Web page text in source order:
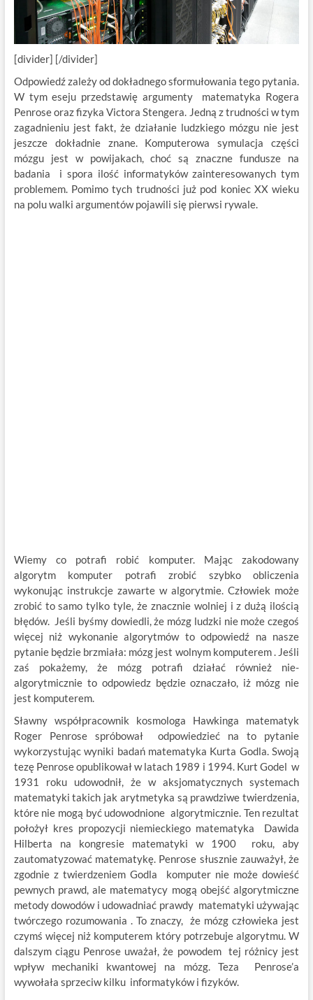
[divider] [/divider]
Odpowiedź zależy od dokładnego sformułowania tego pytania.
W tym eseju przedstawię argumenty matematyka Rogera
Penrose oraz fizyka Victora Stengera. Jedną z trudności w tym
zagadnieniu jest fakt, że działanie ludzkiego mózgu nie jest
jeszcze dokładnie znane. Komputerowa symulacja części
mózgu jest w powijakach, choć są znaczne fundusze na
badania i spora ilość informatyków zainteresowanych tym
problemem. Pomimo tych trudności już pod koniec XX wieku
na polu walki argumentów pojawili się pierwsi rywale.
Wiemy co potrafi robić komputer. Mając zakodowany
algorytm komputer potrafi zrobić szybko obliczenia
wykonując instrukcje zawarte w algorytmie. Człowiek może
zrobić to samo tylko tyle, że znacznie wolniej i z dużą ilością
błędów. Jeśli byśmy dowiedli, że mózg ludzki nie może czegoś
więcej niż wykonanie algorytmów to odpowiedź na nasze
pytanie będzie brzmiała: mózg jest wolnym komputerem . Jeśli
zaś pokażemy, że mózg potrafi działać również nie-
algorytmicznie to odpowiedz będzie oznaczało, iż mózg nie
jest komputerem.
Sławny współpracownik kosmologa Hawkinga matematyk
Roger Penrose spróbował odpowiedzieć na to pytanie
wykorzystując wyniki badań matematyka Kurta Godla. Swoją
tezę Penrose opublikował w latach 1989 i 1994. Kurt Godel w
1931 roku udowodnił, że w aksjomatycznych systemach
matematyki takich jak arytmetyka są prawdziwe twierdzenia,
które nie mogą być udowodnione algorytmicznie. Ten rezultat
położył kres propozycji niemieckiego matematyka Dawida
Hilberta na kongresie matematyki w 1900 roku, aby
zautomatyzować matematykę. Penrose słusznie zauważył, że
zgodnie z twierdzeniem Godla komputer nie może dowieść
pewnych prawd, ale matematycy mogą obejść algorytmiczne
metody dowodów i udowadniać prawdy matematyki używając
twórczego rozumowania . To znaczy, że mózg człowieka jest
czymś więcej niż komputerem który potrzebuje algorytmu. W
dalszym ciągu Penrose uważał, że powodem tej różnicy jest
wpływ mechaniki kwantowej na mózg. Teza Penrose’a
wywołała sprzeciw kilku informatyków i fizyków.